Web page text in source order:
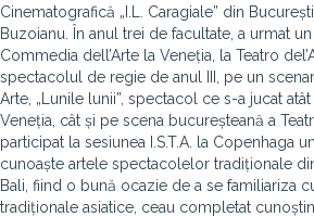
Cinematografică „I.L. Caragiale” din
Buzoianu. În anul trei de facultate, a urmat
Commedia dell’Arte la Veneția, la Teatro
spectacolul de regie de anul III, pe un
Arte, „Lunile lunii”, spectacol ce s-a jucat atât
Veneția, cât și pe scena bucureșteană a
participat la sesiunea I.S.T.A. la Copenhaga
cunoaște artele spectacolelor tradiționale
Bali, fiind o bună ocazie de a se familiariza
tradiționale asiatice, ceau completat